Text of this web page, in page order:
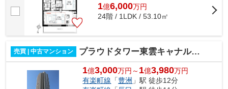
1億6,000万円
24階 / 1LDK / 53.10㎡
売買 | 中古マンション プラウドタワー東雲キャナルコート
1億3,000万円～ 1億3,980万円
有楽町線 「豊洲 」駅 徒歩12分